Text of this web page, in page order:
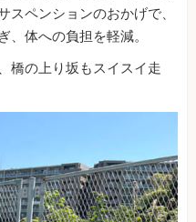
スペンションのおかげで、
、体への負担を軽減。
橋の上り坂もスイスイ走